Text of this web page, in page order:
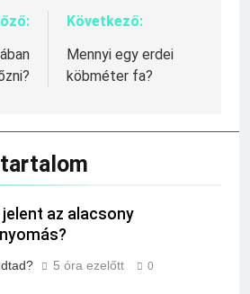
Következő:
Mennyi egy erdei
köbméter fa?
jelent az alacsony
5 óra ezelőtt 0